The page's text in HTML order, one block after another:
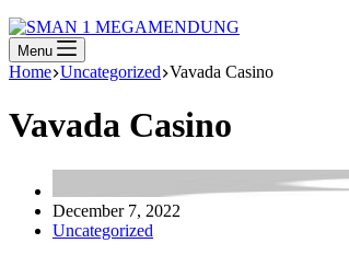
Menu
Home Uncategorized Vavada Casino
Vavada Casino
December 7, 2022
Uncategorized